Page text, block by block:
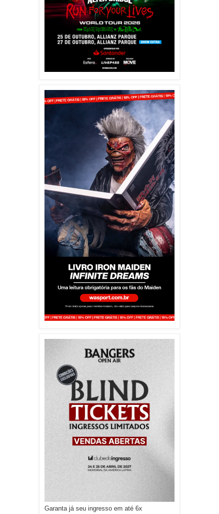
Garanta já seu ingresso em até 6x